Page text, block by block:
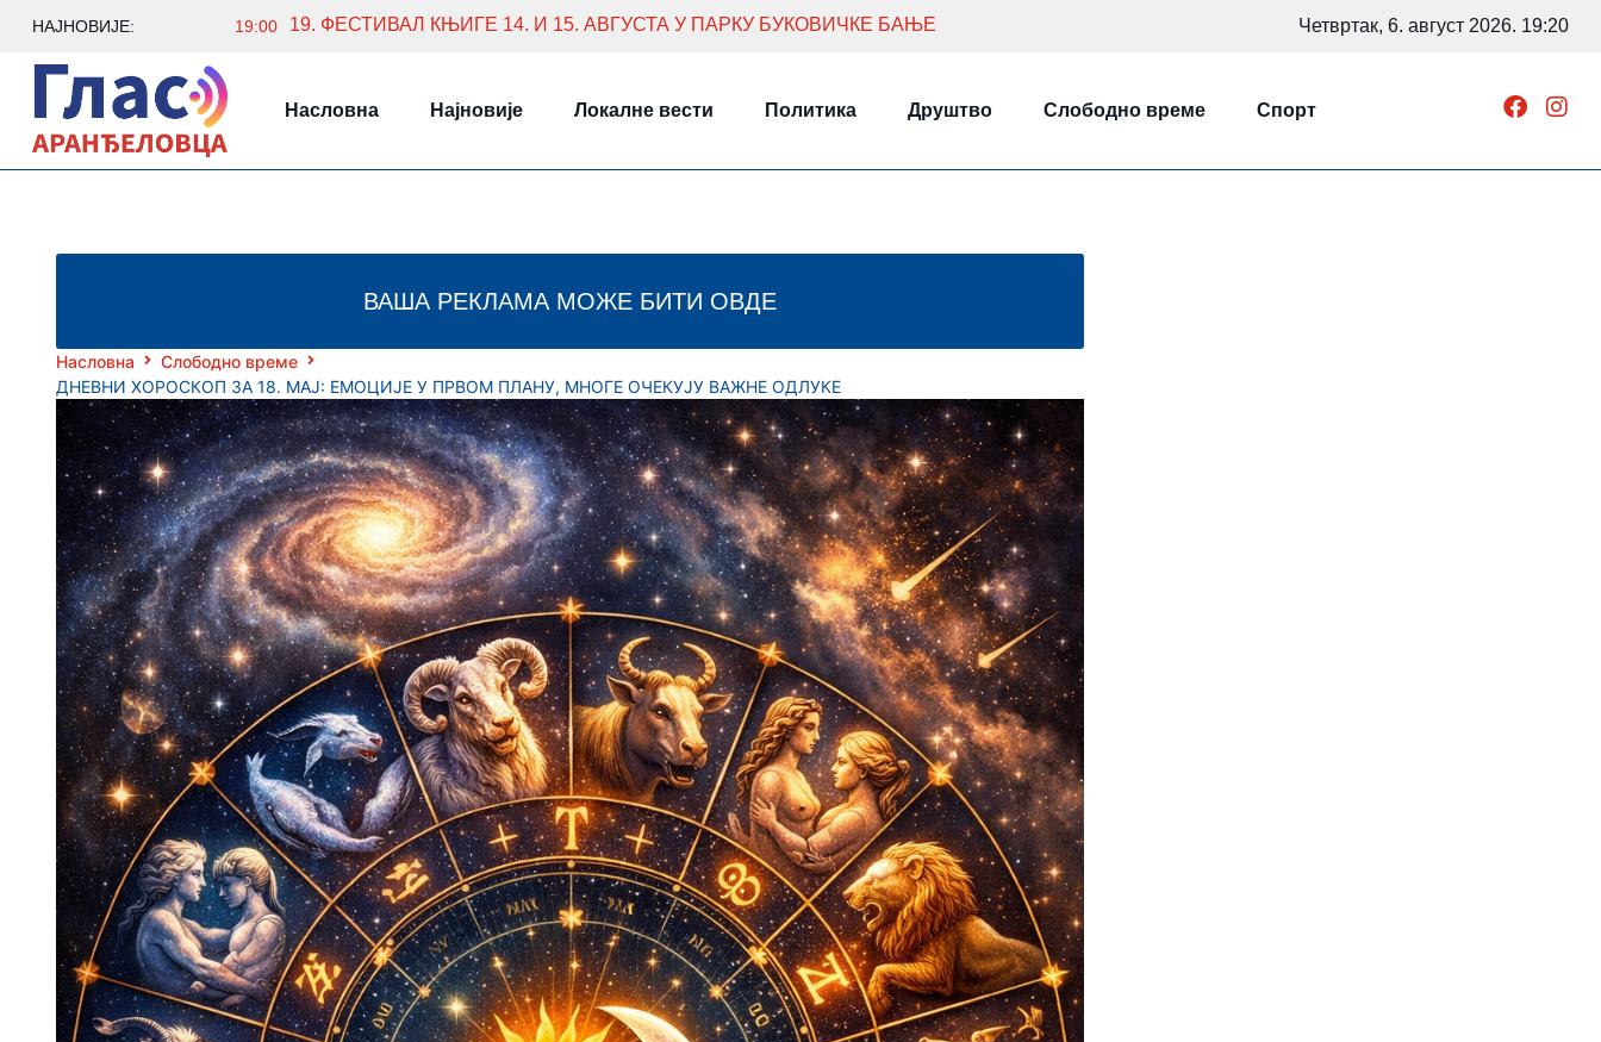
НАЈНОВИЈЕ: 19:00 19. ФЕСТИВАЛ КЊИГЕ 14. И 15. АВГУСТА У ПАРКУ БУКОВИЧКЕ БАЊЕ Четвртак, 6. август 2026. 19:20
Насловна Најновије Локалне вести Политика Друштво Слободно време Спорт
ВАША РЕКЛАМА МОЖЕ БИТИ ОВДЕ
Насловна
Слободно време
ДНЕВНИ ХОРОСКОП ЗА 18. МАЈ: ЕМОЦИЈЕ У ПРВОМ ПЛАНУ, МНОГЕ ОЧЕКУЈУ ВАЖНЕ ОДЛУКЕ